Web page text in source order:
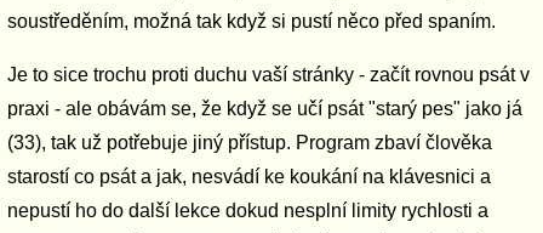
soustředěním, možná tak když si pustí něco před spaním.
Je to sice trochu proti duchu vaší stránky - začít rovnou psát v
praxi - ale obávám se, že když se učí psát "starý pes" jako já
(33), tak už potřebuje jiný přístup. Program zbaví člověka
starostí co psát a jak, nesvádí ke koukání na klávesnici a
nepustí ho do další lekce dokud nesplní limity rychlosti a